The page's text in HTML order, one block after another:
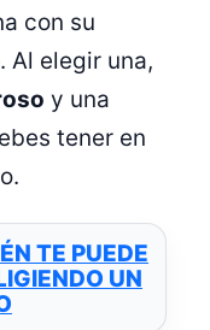
con su
Al elegir una,
y una
tener en
TE PUEDE
UN